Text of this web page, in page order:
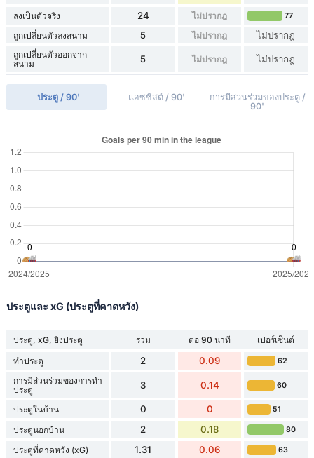
ลงเป็นตัวจริง 24 ไม่ปรากฎ 77
ถูกเปลี่ยนตัวลงสนาม 5 ไม่ปรากฎ ไม่ปรากฎ
ถูกเปลี่ยนตัวออกจาก
สนาม
5 ไม่ปรากฎ ไม่ปรากฎ
ประตู / 90' แอซซิสต์ / 90'
การมีส่วนร่วมของประตู /
90'
ประตูและ xG (ประตูที่คาดหวัง)
ประตู, xG, ยิงประตู รวม ต่อ 90 นาที
เปอร์เซ็นต์
ทำประตู
2 0.09 62
การมีส่วนร่วมของการทำ
ประตู
3 0.14 60
ประตูในบ้าน 0 0 51
ประตูนอกบ้าน 2 0.18 80
ประตูที่คาดหวัง (xG) 1.31 0.06 63